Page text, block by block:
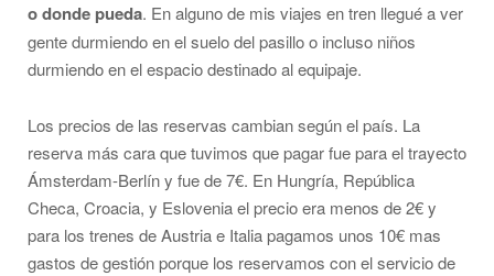
o donde pueda. En alguno de mis viajes en tren llegué a ver
gente durmiendo en el suelo del pasillo o incluso niños
durmiendo en el espacio destinado al equipaje.
Los precios de las reservas cambian según el país. La
reserva más cara que tuvimos que pagar fue para el trayecto
Ámsterdam-Berlín y fue de 7€. En Hungría, República
Checa, Croacia, y Eslovenia el precio era menos de 2€ y
para los trenes de Austria e Italia pagamos unos 10€ mas
gastos de gestión porque los reservamos con el servicio de